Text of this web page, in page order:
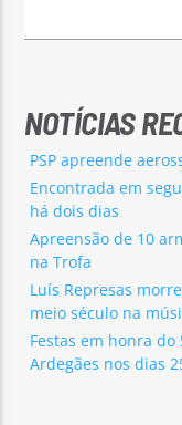
NOTÍCIAS
PSP apreende
Encontrada em
há dois dias
Apreensão de 10
na Trofa
Luís Represas
meio século na
Festas em honra
Ardegães nos dias